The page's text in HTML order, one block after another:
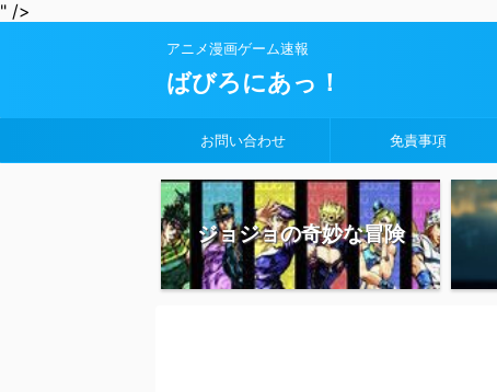
" />
アニメ漫画ゲーム速報
ばびろにあっ！
お問い合わせ 免責事項
ジョジョの奇妙な冒険